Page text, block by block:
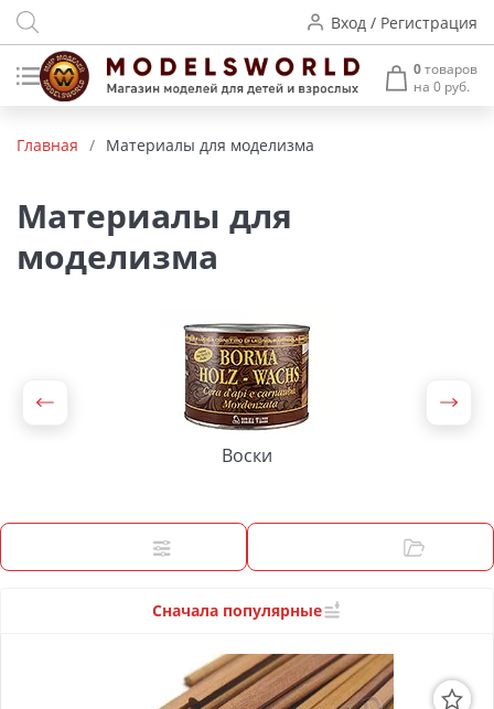
Вход / Регистрация
0товаров
на 0 руб.
Радиоуправляемые модели
Аккумуляторы и зарядные
Пластиковые модели
Макет H0 и TT
Архитектурные макеты
Модели из бумаги
Материалы для моделизма
Главная / Материалы для моделизма
Материалы для
моделизма
Воски
Сначала популярные